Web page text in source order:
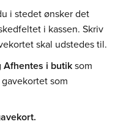
i stedet ønsker det
i kassen. Skriv
skal udstedes til.
Afhentes i butik som
som